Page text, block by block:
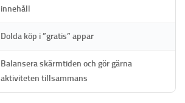
innehåll
Dolda köp i ”gratis” appar
Balansera skärmtiden och gör gärna
aktiviteten tillsammans